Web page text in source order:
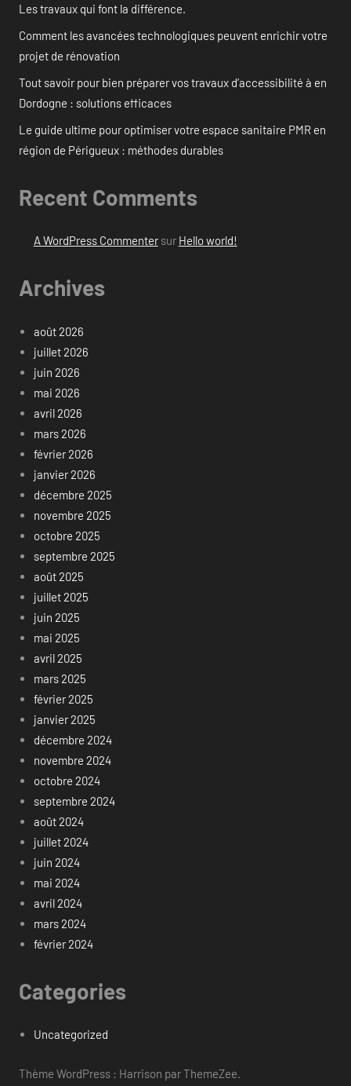
Les travaux qui font la différence.
Comment les avancées technologiques peuvent enrichir votre
projet de rénovation
Tout savoir pour bien préparer vos travaux d’accessibilité à en
Dordogne : solutions efficaces
Le guide ultime pour optimiser votre espace sanitaire PMR en
région de Périgueux : méthodes durables
Recent Comments
A WordPress Commentersur Hello world!
Archives
août 2026
juillet 2026
juin 2026
mai 2026
avril 2026
mars 2026
février 2026
janvier 2026
décembre 2025
novembre 2025
octobre 2025
septembre 2025
août 2025
juillet 2025
juin 2025
mai 2025
avril 2025
mars 2025
février 2025
janvier 2025
décembre 2024
novembre 2024
octobre 2024
septembre 2024
août 2024
juillet 2024
juin 2024
mai 2024
avril 2024
mars 2024
février 2024
Categories
Uncategorized
Thème WordPress : Harrison par ThemeZee.